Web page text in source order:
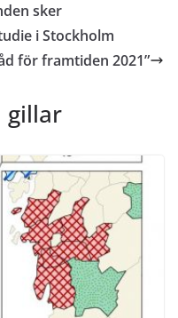
sker
i Stockholm
för framtiden 2021”
gillar